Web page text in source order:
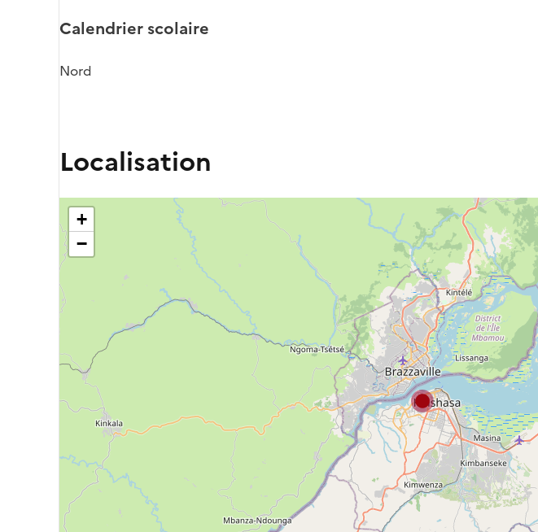
Calendrier scolaire
Nord
Localisation
+
−